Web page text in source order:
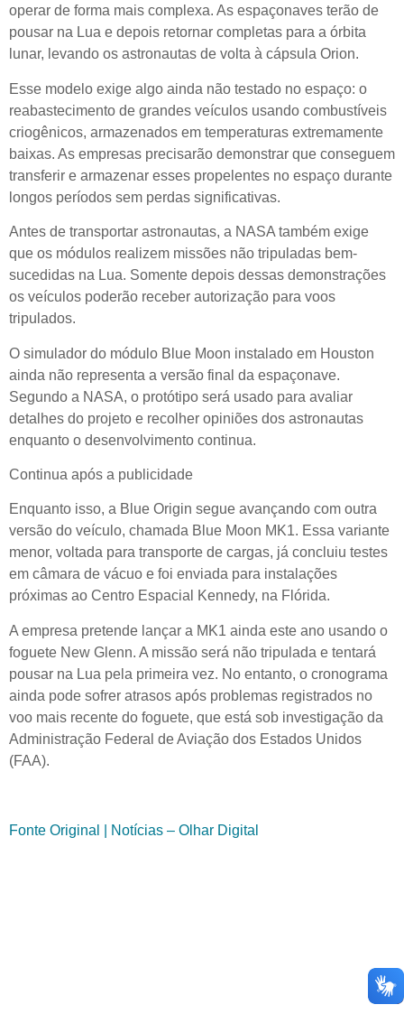
operar de forma mais complexa. As espaçonaves terão de
pousar na Lua e depois retornar completas para a órbita
lunar, levando os astronautas de volta à cápsula Orion.
Esse modelo exige algo ainda não testado no espaço: o
reabastecimento de grandes veículos usando combustíveis
criogênicos, armazenados em temperaturas extremamente
baixas. As empresas precisarão demonstrar que conseguem
transferir e armazenar esses propelentes no espaço durante
longos períodos sem perdas significativas.
Antes de transportar astronautas, a NASA também exige
que os módulos realizem missões não tripuladas bem-
sucedidas na Lua. Somente depois dessas demonstrações
os veículos poderão receber autorização para voos
tripulados.
O simulador do módulo Blue Moon instalado em Houston
ainda não representa a versão final da espaçonave.
Segundo a NASA, o protótipo será usado para avaliar
detalhes do projeto e recolher opiniões dos astronautas
enquanto o desenvolvimento continua.
Continua após a publicidade
Enquanto isso, a Blue Origin segue avançando com outra
versão do veículo, chamada Blue Moon MK1. Essa variante
menor, voltada para transporte de cargas, já concluiu testes
em câmara de vácuo e foi enviada para instalações
próximas ao Centro Espacial Kennedy, na Flórida.
A empresa pretende lançar a MK1 ainda este ano usando o
foguete New Glenn. A missão será não tripulada e tentará
pousar na Lua pela primeira vez. No entanto, o cronograma
ainda pode sofrer atrasos após problemas registrados no
voo mais recente do foguete, que está sob investigação da
Administração Federal de Aviação dos Estados Unidos
(FAA).
Fonte Original | Notícias – Olhar Digital